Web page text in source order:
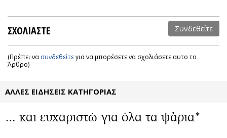
ΣΧΟΛΙΑΣΤΕ Συνδεθείτε
(Πρέπει να συνδεθείτεγια να μπορέσετε να σχολιάσετε αυτο το
Άρθρο)
ΑΛΛΕΣ ΕΙΔΗΣΕΙΣ ΚΑΤΗΓΟΡΙΑΣ
… και ευχαριστώ για όλα τα ψάρια*